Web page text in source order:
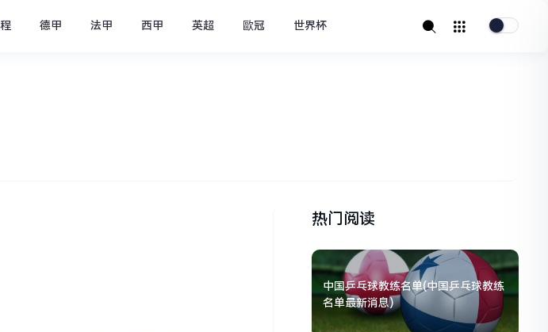
德甲 法甲 西甲 英超 歐冠 世界杯
热门阅读
中国乒乓球教练名单(中国乒乓球教练
名单最新消息)